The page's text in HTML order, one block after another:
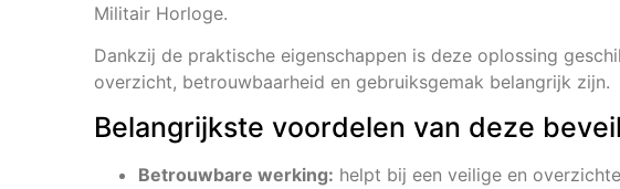
Militair Horloge.
Dankzij de praktische eigenschappen is deze oplossing
overzicht, betrouwbaarheid en gebruiksgemak belangrijk zijn.
Belangrijkste voordelen van deze
Betrouwbare werking: helpt bij een veilige en